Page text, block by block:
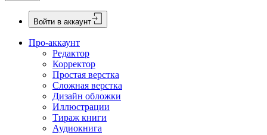
Войти в аккаунт
Про-аккаунт
Редактор
Корректор
Простая верстка
Сложная верстка
Дизайн обложки
Иллюстрации
Тираж книги
Аудиокнига